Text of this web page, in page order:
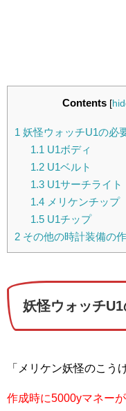
Contents [
1 妖怪ウォッチU1の必
1.1 U1ボディ
1.2U1ベルト
1.3U1サーチライト
1.4メリケンチップ
1.5U1チップ
2 その他の時計装備の
妖怪ウォッチ
「メリケン妖怪のこう
作成時に5000yマネー